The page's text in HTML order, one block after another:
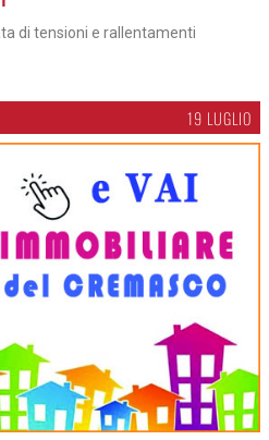
di tensioni e rallentamenti
19 LUGLIO